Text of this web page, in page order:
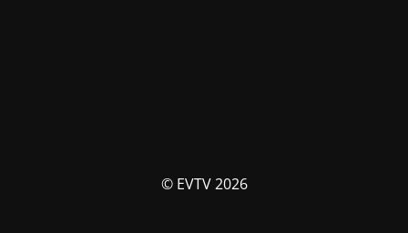
© EVTV 2026